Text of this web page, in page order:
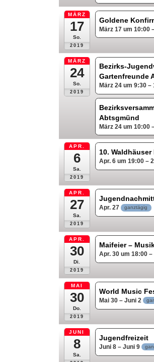
MÄRZ
17
So.
2019
Goldene
März 17 um 10:00
MÄRZ
24
So.
2019
Bezirks-
Gartenfreunde
März 24 um 9:30 –
Abtsgmünd
März 24 um 10:00
APR.
6
Sa.
2019
10.
Apr. 6 um 19:00 –
APR.
27
Sa.
2019
Apr. 27 ganztägig
APR.
30
Di.
2019
Maifeier –
Apr. 30 um 18:00
MAI
30
Do.
2019
World Music
Mai 30 – Juni 2
JUNI
8
Sa.
Jugendfreizeit
Juni 8 – Juni 9